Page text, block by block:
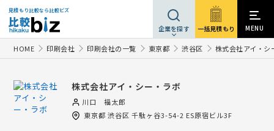
見積もり比較なら比較ビズ
企業を探す 一括見積もり MENU
HOME 印刷会社 印刷会社の一覧 東京都 渋谷区 株式会社アイ・シ
株式会社アイ・シー・ラボ
川口 福太郎
東京都 渋谷区 千駄ヶ谷3-54-2 ES原宿ビル3F